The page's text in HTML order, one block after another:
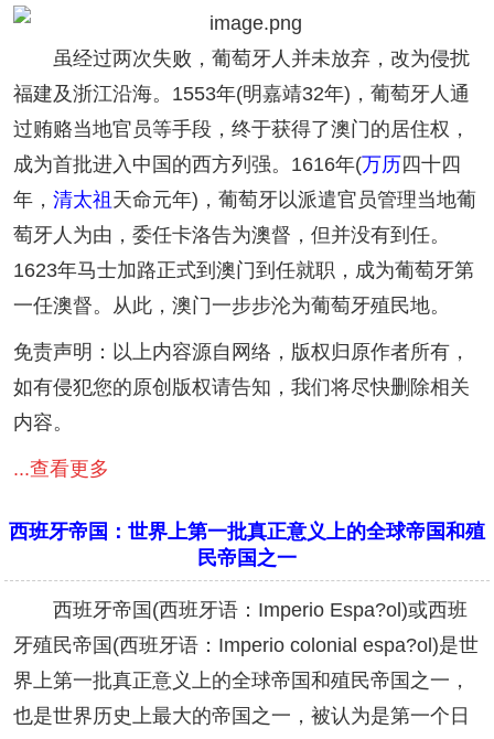
虽经过两次失败，葡萄牙人并未放弃，改为侵扰
福建及浙江沿海。1553年(明嘉靖32年)，葡萄牙人通
过贿赂当地官员等手段，终于获得了澳门的居住权，
成为首批进入中国的西方列强。1616年(万历四十四
年， 清太祖 天命元年)，葡萄牙以派遣官员管理当地葡
萄牙人为由，委任卡洛告为澳督，但并没有到任。
1623年马士加路正式到澳门到任就职，成为葡萄牙第
一任澳督。从此，澳门一步步沦为葡萄牙殖民地。
免责声明：以上内容源自网络，版权归原作者所有，
如有侵犯您的原创版权请告知，我们将尽快删除相关
内容。
...查看更多
西班牙帝国：世界上第一批真正意义上的全球帝国和殖
民帝国之一
西班牙帝国(西班牙语：Imperio Espa?ol)或西班
牙殖民帝国(西班牙语：Imperio colonial espa?ol)是世
界上第一批真正意义上的全球帝国和殖民帝国之一，
也是世界历史上最大的帝国之一，被认为是第一个日